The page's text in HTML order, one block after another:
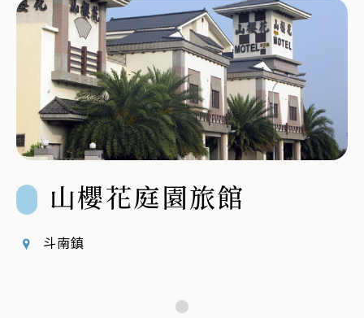
山櫻花庭園旅館
斗南鎮